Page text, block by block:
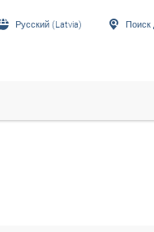
Русский (Latvia) Поиск